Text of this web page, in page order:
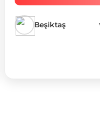
Beşiktaş